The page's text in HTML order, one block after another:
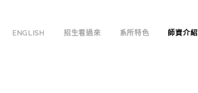
ENGLISH 招生看過來 系所特色 師資介紹